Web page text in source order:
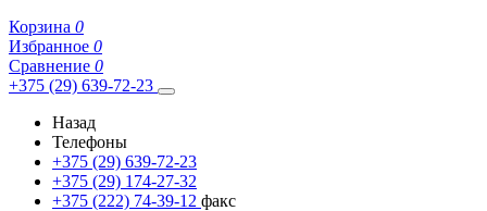
Корзина 0
Избранное 0
Сравнение 0
+375 (29) 639-72-23
Назад
Телефоны
+375 (29) 639-72-23
+375 (29) 174-27-32
+375 (222) 74-39-12 факс